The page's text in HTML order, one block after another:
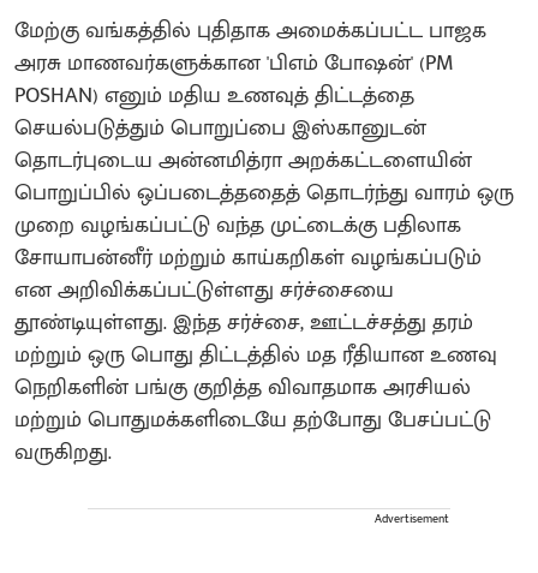
மேற்கு வங்கத்தில் புதிதாக அமைக்கப்பட்ட பாஜக
அரசு மாணவர்களுக்கான 'பிஎம் போஷன்' (PM
POSHAN) எனும் மதிய உணவுத் திட்டத்தை
செயல்படுத்தும் பொறுப்பை இஸ்கானுடன்
தொடர்புடைய அன்னமித்ரா அறக்கட்டளையின்
பொறுப்பில் ஒப்படைத்ததைத் தொடர்ந்து வாரம் ஒரு
முறை வழங்கப்பட்டு வந்த முட்டைக்கு பதிலாக
சோயாபன்னீர் மற்றும் காய்கறிகள் வழங்கப்படும்
என அறிவிக்கப்பட்டுள்ளது சர்ச்சையை
தூண்டியுள்ளது. இந்த சர்ச்சை, ஊட்டச்சத்து தரம்
மற்றும் ஒரு பொது திட்டத்தில் மத ரீதியான உணவு
நெறிகளின் பங்கு குறித்த விவாதமாக அரசியல்
மற்றும் பொதுமக்களிடையே தற்போது பேசப்பட்டு
வருகிறது.
Advertisement